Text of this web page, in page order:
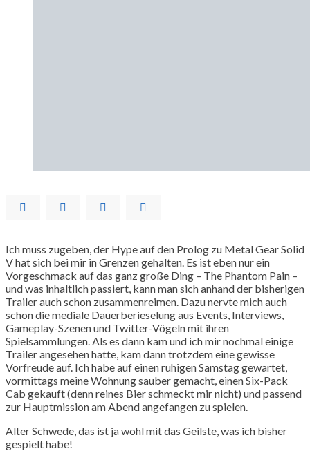
Ich muss zugeben, der Hype auf den Prolog zu Metal Gear Solid
V hat sich bei mir in Grenzen gehalten. Es ist eben nur ein
Vorgeschmack auf das ganz große Ding – The Phantom Pain –
und was inhaltlich passiert, kann man sich anhand der bisherigen
Trailer auch schon zusammenreimen. Dazu nervte mich auch
schon die mediale Dauerberieselung aus Events, Interviews,
Gameplay-Szenen und Twitter-Vögeln mit ihren
Spielsammlungen. Als es dann kam und ich mir nochmal einige
Trailer angesehen hatte, kam dann trotzdem eine gewisse
Vorfreude auf. Ich habe auf einen ruhigen Samstag gewartet,
vormittags meine Wohnung sauber gemacht, einen Six-Pack
Cab gekauft (denn reines Bier schmeckt mir nicht) und passend
zur Hauptmission am Abend angefangen zu spielen.
Alter Schwede, das ist ja wohl mit das Geilste, was ich bisher
gespielt habe!